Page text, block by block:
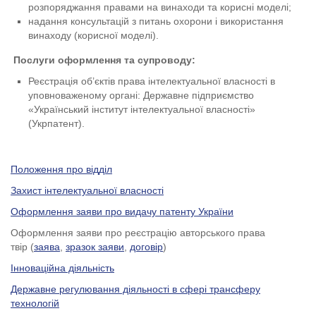
розпоряджання правами на винаходи та корисні моделі;
надання консультацій з питань охорони і використання
винаходу (корисної моделі).
Послуги оформлення та супроводу:
Реєстрація об’єктів права інтелектуальної власності в
уповноваженому органі: Державне підприємство
«Український інститут інтелектуальної власності»
(Укрпатент).
Положення про відділ
Захист інтелектуальної власності
Оформлення заяви про видачу патенту України
Оформлення заяви про реєстрацію авторського права
твір (заява, зразок заяви, договір)
Інноваційна діяльність
Державне регулювання діяльності в сфері трансферу
технологій